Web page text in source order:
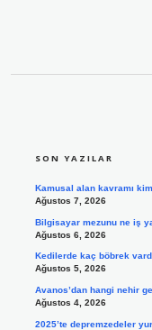
SON YAZILAR
Kamusal alan kavramı
Ağustos 7, 2026
Bilgisayar mezunu ne iş
Ağustos 6, 2026
Kedilerde kaç böbrek
Ağustos 5, 2026
Avanos’dan hangi nehir
Ağustos 4, 2026
2025’te depremzedeler